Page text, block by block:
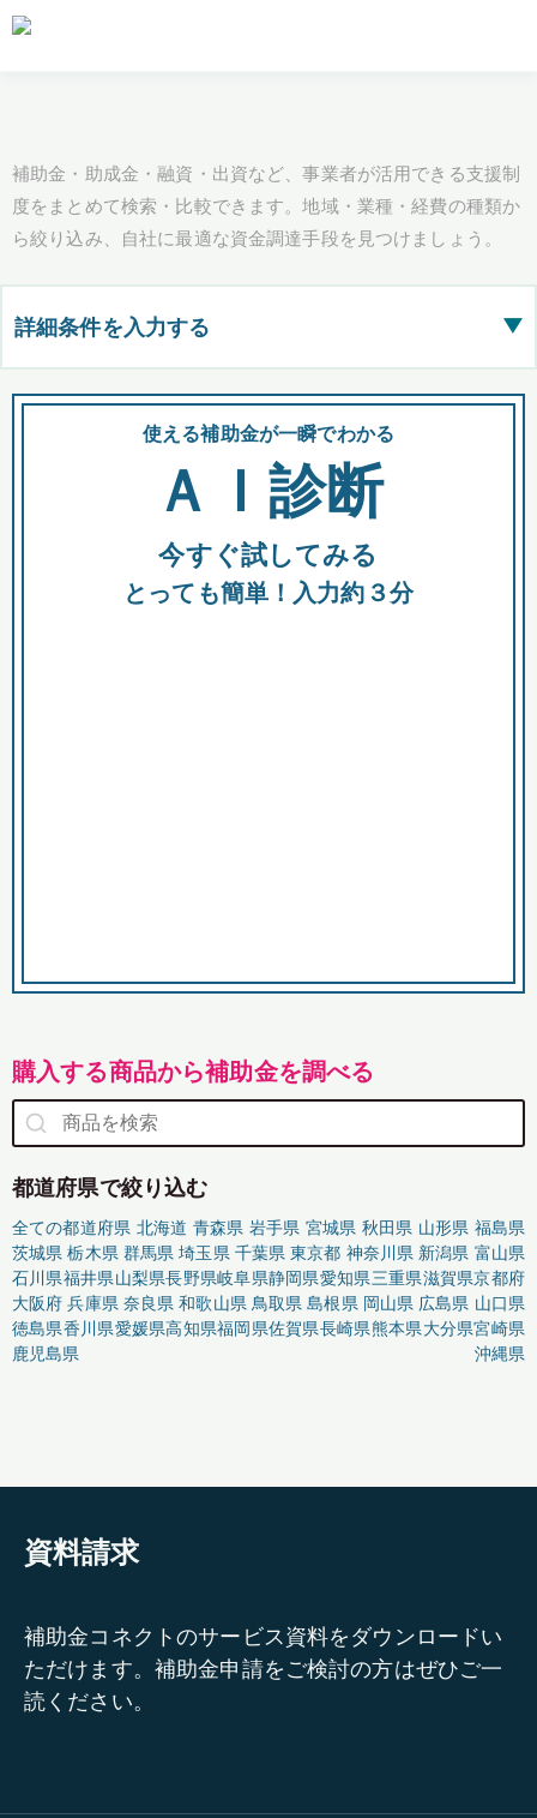
補助金・助成金・融資・出資など、事業者が活用できる支援制
度をまとめて検索・比較できます。地域・業種・経費の種類か
ら絞り込み、自社に最適な資金調達手段を見つけましょう。
詳細条件を入力する ▶
都道府県
全国の検索結果を含めて表示
助成金 融資 出資
使える補助金が一瞬でわかる
ＡＩ診断
今すぐ試してみる
とっても簡単！入力約３分
購入する商品から補助金を調べる
都道府県で絞り込む
全ての都道府県 北海道 青森県 岩手県 宮城県 秋田県 山形県 福島県
茨城県 栃木県 群馬県 埼玉県 千葉県 東京都 神奈川県 新潟県 富山県
石川県福井県山梨県長野県岐阜県静岡県愛知県三重県滋賀県京都府
大阪府 兵庫県 奈良県 和歌山県 鳥取県 島根県 岡山県 広島県 山口県
徳島県香川県愛媛県高知県福岡県佐賀県長崎県熊本県大分県宮崎県
鹿児島県
沖縄県
資料請求
補助金コネクトのサービス資料をダウンロードい
ただけます。補助金申請をご検討の方はぜひご一
読ください。